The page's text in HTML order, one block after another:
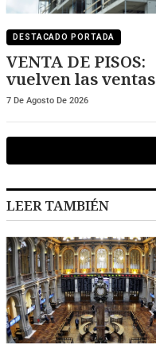
DESTACADO PORTADA
VENTA DE PISOS:
vuelven las ventas
7 De Agosto De 2026
LEER TAMBIÉN